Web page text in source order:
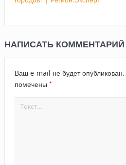
НАПИСАТЬ КОММЕНТАРИЙ
Ваш e-mail не будет опубликован.
помечены *